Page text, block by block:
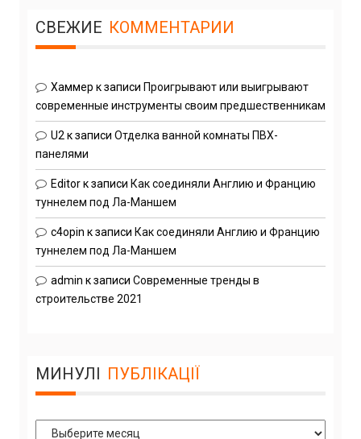
СВЕЖИЕ КОММЕНТАРИИ
Хаммер к записи Проигрывают или выигрывают
современные инструменты своим предшественникам
U2 к записи Отделка ванной комнаты ПВХ-
панелями
Editorк записи Как соединяли Англию и Францию
туннелем под Ла-Маншем
c4opin к записи Как соединяли Англию и Францию
туннелем под Ла-Маншем
admin к записи Современные тренды в
строительстве 2021
МИНУЛІ ПУБЛІКАЦІЇ
Минулі